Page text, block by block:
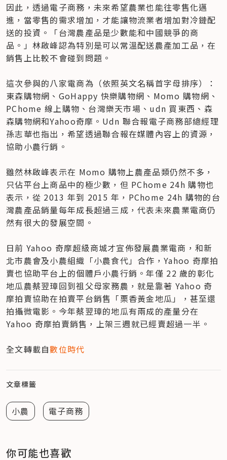
因此，透過電子商務，未來希望農業也能往零售化邁
進，當零售的需求增加，才能讓物流業者增加對冷鏈配
送的投資。「台灣農產品是少數能和中國競爭的商
品。」林啟峰認為特別是可以常溫配送農產加工品，在
銷售上比較不會碰到問題。
這次參與的八家電商為（依照英文名稱首字母排序）：
東森購物網、GoHappy 快樂購物網、Momo 購物網、
PChome 線上購物、台灣樂天市場、udn 買東西、森
森購物網和Yahoo奇摩。Udn 聯合報電子商務部總經理
孫志華也指出，希望透過聯合報在媒體內容上的資源，
協助小農行銷。
雖然林啟峰表示在 Momo 購物上農產品類仍然不多，
只佔平台上商品中的極少數，但 PChome 24h 購物也
表示，從 2013 年到 2015 年，PChome 24h 購物的台
灣農產品銷量每年成長超過三成，代表未來農業電商仍
然有很大的發展空間。
日前 Yahoo 奇摩超級商城才宣佈發展農業電商，和新
北市農會及小農組織「小農食代」合作，Yahoo 奇摩拍
賣也協助平台上的個體戶小農行銷。年僅 22 歲的彰化
地瓜農蔡翌璋回到祖父母家務農，就是靠著 Yahoo 奇
摩拍賣協助在拍賣平台銷售「栗香黃金地瓜」，甚至還
拍攝微電影。今年蔡翌璋的地瓜有兩成的產量分在
Yahoo 奇摩拍賣銷售，上架三週就已經賣超過一半。
全文轉載自數位時代
文章標籤
小農 電子商務
你可能也喜歡